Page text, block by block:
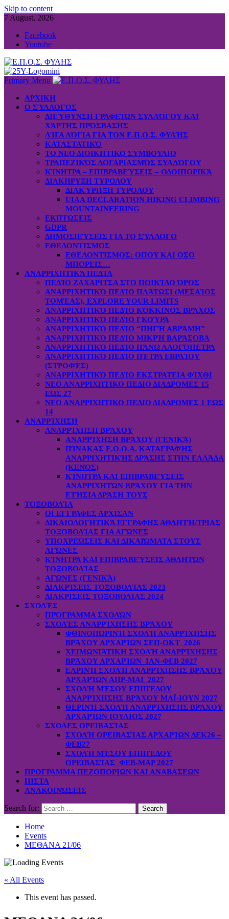
Skip to content
7 August, 2026
Facebook
Youtube
Primary Menu
ΑΡΧΙΚΗ
Ο ΣΎΛΛΟΓΟΣ
ΔΙΕΎΘΥΝΣΗ ΓΡΑΦΕΊΩΝ ΣΥΛΛΌΓΟΥ ΚΑΙ
ΧΆΡΤΗΣ ΠΡΌΣΒΑΣΗΣ
ΛΊΓΑ ΛΌΓΙΑ ΓΙΑ ΤΟΝ Ε.Π.Ο.Σ. ΦΥΛΉΣ
ΚΑΤΑΣΤΑΤΙΚΌ
ΤΟ ΝΕΟ ΔΙΟΙΚΗΤΙΚΟ ΣΥΜΒΟΥΛΙΟ
ΤΡΑΠΕΖΙΚΌΣ ΛΟΓΑΡΙΑΣΜΌΣ ΣΥΛΛΌΓΟΥ
ΚΊΝΗΤΡΑ – ΕΠΙΒΡΑΒΕΎΣΕΙΣ – ΟΔΟΙΠΟΡΙΚΆ
ΔΙΑΚΗΡΥΞΗ ΤΥΡΟΛΟΥ
ΔΙΑΚΎΡΗΞΗ ΤΥΡΌΛΟΥ
UIAA DECLARATION HIKING CLIMBING
MOUNTAINEERING
ΕΚΠΤΩΣΕΙΣ
GDPR
ΔΗΜΟΣΙΕΎΣΕΙΣ ΓΙΑ ΤΟ ΣΎΛΛΟΓΟ
ΕΘΕΛΟΝΤΙΣΜΟΣ
ΕΘΕΛΟΝΤΙΣΜΟΣ: OΠOY KAI ΟΣΟ
ΜΠΟΡΕΙΣ…
ΑΝΑΡΡΙΧΗΤΙΚΆ ΠΕΔΊΑ
ΠΕΔΊΟ ΖΑΧΑΡΙΤΣΑ ΣΤΟ ΠΟΙΚΊΛΟ ΌΡΟΣ
ΑΝΑΡΡΙΧΗΤΙΚΌ ΠΕΔΊΟ ΠΛΆΤΩΣΙ (ΜΕΣΑΊΟΣ
ΤΟΜΈΑΣ), EXPLORE YOUR LIMITS
ΑΝΑΡΡΙΧΗΤΙΚΌ ΠΕΔΊΟ ΚΌΚΚΙΝΟΣ ΒΡΆΧΟΣ
ΑΝΑΡΡΙΧΗΤΙΚΌ ΠΕΔΊΟ ΓΚΟΎΡΑ
ΑΝΑΡΡΙΧΗΤΙΚΌ ΠΕΔΊΟ “ΠΗΓΉ ΑΒΡΆΜΗ”
ΑΝΑΡΡΙΧΗΤΙΚΌ ΠΕΔΊΟ ΜΙΚΡΉ ΒΑΡΆΣΟΒΑ
ΑΝΑΡΡΙΧΗΤΙΚΌ ΠΕΔΊΟ ΠΆΝΩ ΑΛΟΓΌΠΕΤΡΑ
ΑΝΑΡΡΙΧΗΤΙΚΌ ΠΕΔΊΟ ΠΈΤΡΑ ΕΒΡΑΊΟΥ
(ΣΤΡΟΦΈΣ)
ΑΝΑΡΡΙΧΗΤΙΚΌ ΠΕΔΊΟ ΕΚΣΤΡΑΤΕΙΑ ΦΊΧΘΙ
ΝΕΟ ΑΝΑΡΡΙΧΗΤΙΚΟ ΠΕΔΙΟ ΔΙΑΔΡΟΜΕΣ 15
ΕΩΣ 27
ΝΕΟ ΑΝΑΡΡΙΧΗΤΙΚΟ ΠΕΔΙΟ ΔΙΑΔΡΟΜΕΣ 1 ΕΩΣ
14
ΑΝΑΡΡΊΧΗΣΗ
ΑΝΑΡΡΊΧΗΣΗ ΒΡΆΧΟΥ
ΑΝΑΡΡΊΧΗΣΗ ΒΡΆΧΟΥ (ΓΕΝΙΚΆ)
ΠΊΝΑΚΑΣ Ε.Ο.Ο.Α. ΚΑΤΑΓΡΑΦΉΣ
ΑΝΑΡΡΙΧΗΤΙΚΉΣ ΔΡΆΣΗΣ ΣΤΗΝ ΕΛΛΆΔΑ
(ΚΕΝΌΣ)
ΚΊΝΗΤΡΑ ΚΑΙ ΕΠΙΒΡΑΒΕΎΣΕΙΣ
ΑΝΑΡΡΙΧΗΤΏΝ ΒΡΆΧΟΥ ΓΙΑ ΤΗΝ
ΕΤΉΣΙΑ ΔΡΆΣΗ ΤΟΥΣ
ΤΟΞΟΒΟΛΊΑ
ΟΙ ΕΓΓΡΑΦΕΣ ΑΡΧΙΣΑΝ
ΔΙΚΑΙΟΛΟΓΗΤΙΚΆ ΕΓΓΡΑΦΗΣ ΑΘΛΗΤΉ/ΤΡΙΑΣ
ΤΟΞΟΒΟΛΊΑΣ ΓΙΑ ΑΓΏΝΕΣ
ΥΠΟΧΡΕΏΣΕΙΣ ΚΑΙ ΔΙΚΑΙΏΜΑΤΑ ΣΤΟΥΣ
ΑΓΏΝΕΣ
ΚΊΝΗΤΡΑ ΚΑΙ ΕΠΙΒΡΑΒΕΎΣΕΙΣ ΑΘΛΗΤΏΝ
ΤΟΞΟΒΟΛΊΑΣ
ΑΓΏΝΕΣ (ΓΕΝΙΚΆ)
ΔΙΑΚΡΊΣΕΙΣ ΤΟΞΟΒΟΛΊΑΣ 2023
ΔΙΑΚΡΙΣΕΙΣ ΤΟΞΟΒΟΛΙΑΣ 2024
ΣΧΟΛΈΣ
ΠΡΌΓΡΑΜΜΑ ΣΧΟΛΏΝ
ΣΧΟΛΈΣ ΑΝΑΡΡΊΧΗΣΗΣ ΒΡΆΧΟΥ
ΦΘΙΝΟΠΩΡΙΝΉ ΣΧΟΛΉ ΑΝΑΡΡΊΧΗΣΗΣ
ΒΡΆΧΟΥ ΑΡΧΑΡΊΩΝ ΣΕΠ-ΟΚΤ 2026
ΧΕΙΜΩΝΙΆΤΙΚΗ ΣΧΟΛΉ ΑΝΑΡΡΊΧΗΣΗΣ
ΒΡΆΧΟΥ ΑΡΧΑΡΊΩΝ ΙΑΝ-ΦΕΒ 2027
ΕΑΡΙΝΉ ΣΧΟΛΉ ΑΝΑΡΡΊΧΗΣΗΣ ΒΡΆΧΟΥ
ΑΡΧΑΡΊΩΝ ΑΠΡ-ΜΑΙ 2027
ΣΧΟΛΉ ΜΈΣΟΥ ΕΠΙΠΈΔΟΥ
ΑΝΑΡΡΊΧΗΣΗΣ ΒΡΆΧΟΥ ΜΑΪ-ΙΟΥΝ 2027
ΘΕΡΙΝΉ ΣΧΟΛΉ ΑΝΑΡΡΊΧΗΣΗΣ ΒΡΆΧΟΥ
ΑΡΧΑΡΊΩΝ ΙΟΥΛΙΟΣ 2027
ΣΧΟΛΕΣ ΟΡΕΙΒΑΣΊΑΣ
ΣΧΟΛΉ ΟΡΕΙΒΑΣΊΑΣ ΑΡΧΑΡΊΩΝ ΔΕΚ26 –
ΦΕΒ27
ΣΧΟΛΉ ΜΈΣΟΥ ΕΠΙΠΈΔΟΥ
ΟΡΕΙΒΑΣΊΑΣ ΦΕΒ-ΜΑΡ 2027
ΠΡΟΓΡΑΜΜΑ ΠΕΖΟΠΟΡΙΩΝ ΚΑΙ ΑΝΑΒΑΣΕΩΝ
ΠΙΣΤΑ
ΑΝΑΚΟΙΝΏΣΕΙΣ
Search for:
Home
Events
ΜΕΘΑΝΑ 21/06
« All Events
This event has passed.